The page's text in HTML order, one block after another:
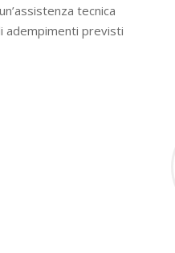
tecnica
adempimenti previsti